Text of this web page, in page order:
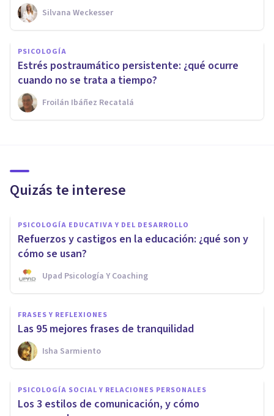
Silvana Weckesser
PSICOLOGÍA
Estrés postraumático persistente: ¿qué ocurre
cuando no se trata a tiempo?
Froilán Ibáñez Recatalá
Quizás te interese
PSICOLOGÍA EDUCATIVA Y DEL DESARROLLO
Refuerzos y castigos en la educación: ¿qué son y
cómo se usan?
Upad Psicología Y Coaching
FRASES Y REFLEXIONES
Las 95 mejores frases de tranquilidad
Isha Sarmiento
PSICOLOGÍA SOCIAL Y RELACIONES PERSONALES
Los 3 estilos de comunicación, y cómo